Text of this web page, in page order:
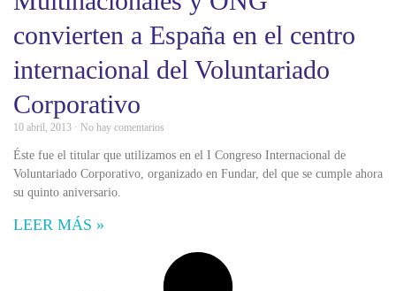
convierten a España en el centro
internacional del Voluntariado
Corporativo
10 abril, 2013 No hay comentarios
Éste fue el titular que utilizamos en el I Congreso Internacional de
Voluntariado Corporativo, organizado en Fundar, del que se cumple ahora
su quinto aniversario.
LEER MÁS »